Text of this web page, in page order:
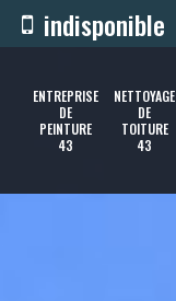
indisponible
ENTREPRISE
DE
PEINTURE
43
NETTOYAGE
DE
TOITURE
43